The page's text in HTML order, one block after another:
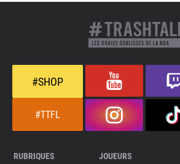
#SHOP
#TTFL
RUBRIQUES
JOUEURS